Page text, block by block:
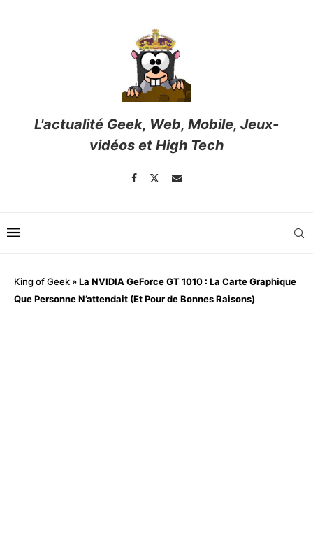
L'actualité Geek, Web, Mobile, Jeux-
vidéos et High Tech
King of Geek »La NVIDIA GeForce GT 1010 : La Carte Graphique
Que Personne N’attendait (Et Pour de Bonnes Raisons)